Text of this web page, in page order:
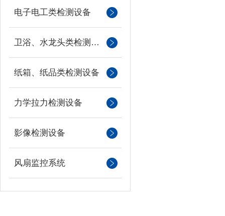
电子电工类检测设备
卫浴、水龙头类检测设备
纸箱、纸品类检测设备
力学拉力检测设备
影像检测设备
风扇监控系统